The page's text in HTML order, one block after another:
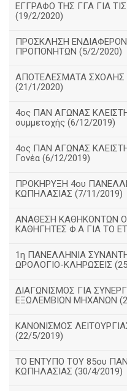
ΕΓΓΡΑΦΟ ΤΗΣ ΓΓΑ ΓΙΑ
(19/2/2020)
ΠΡΟΣΚΛΗΣΗ
ΠΡΟΠΟΝΗΤΩΝ (5/2/2020)
ΑΠΟΤΕΛΕΣΜΑΤΑ
(21/1/2020)
4ος ΠΑΝ ΑΓΩΝΑΣ
συμμετοχής (6/12/2019)
4ος ΠΑΝ ΑΓΩΝΑΣ
Γονέα (6/12/2019)
ΠΡΟΚΗΡΥΞΗ 4ου
ΚΩΠΗΛΑΣΙΑΣ (7/11/2019)
ΑΝΑΘΕΣΗ ΚΑΘΗΚΟΝΤΩΝ
ΚΑΘΗΓΗΤΕΣ Φ.Α ΓΙΑ ΤΟ
1η ΠΑΝΕΛΛΗΝΙΑ
ΩΡΟΛΟΓΙΟ-ΚΛΗΡΩΣΕΙΣ
ΔΙΑΓΩΝΙΣΜΟΣ ΓΙΑ
ΕΞΩΛΕΜΒΙΩΝ ΜΗΧΑΝΩΝ
ΚΑΝΟΝΙΣΜΟΣ
(22/5/2019)
ΤΟ ΕΝΤΥΠΟ ΤΟΥ 85ου
ΚΩΠΗΛΑΣΙΑΣ (30/4/2019)